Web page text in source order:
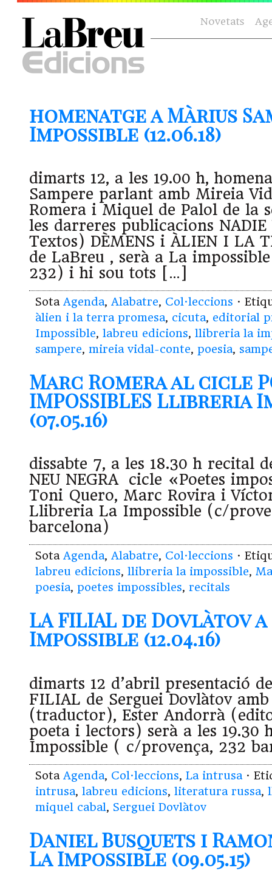
Novetats
homenatge a Màrius
Impossible (12.06.18)
dimarts 12, a les 19.00 h,
Sampere parlant amb Mireia
Romera i Miquel de Palol de la
les darreres publicacions
Textos) DÈMENS i ÀLIEN I LA
de LaBreu , serà a La
232) i hi sou tots […]
Sota Agenda, Alabatre, Col·leccions ·
àlien i la terra promesa, cicuta, editorial
Impossible, labreu edicions, llibreria la
sampere, mireia vidal-conte, poesia,
Marc Romera al cicle
IMPOSSIBLES Llibreria
(07.05.16)
dissabte 7, a les 18.30 h recital
NEU NEGRA cicle «Poetes
Toni Quero, Marc Rovira i
Llibreria La Impossible (c/
barcelona)
Sota Agenda, Alabatre, Col·leccions ·
labreu edicions, llibreria la impossible,
poesia, poetes impossibles, recitals
LA FILIAL de Dovlàtov a
Impossible (12.04.16)
dimarts 12 d’abril presentació
FILIAL de Serguei Dovlàtov
(traductor), Ester Andorrà
poeta i lectors) serà a les 19.30
Impossible ( c/provença, 232
Sota Agenda, Col·leccions, La intrusa ·
intrusa, labreu edicions, literatura russa,
miquel cabal, Serguei Dovlàtov
Daniel Busquets i
La Impossible (09.05.15)